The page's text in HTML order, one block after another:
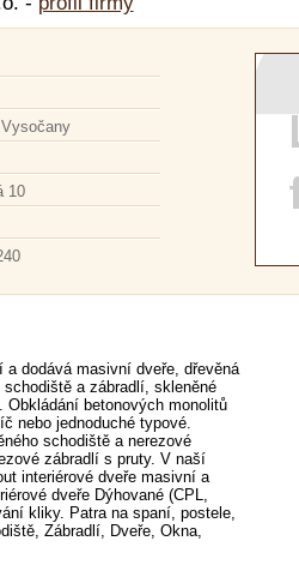
10
dodává masivní dveře, dřevěná
a zábradlí, skleněné
betonových monolitů
nebo jednoduché typové.
schodiště a nerezové
zábradlí s pruty. V naší
interiérové dveře masivní a
dveře Dýhované (CPL,
kliky. Patra na spaní, postele,
Zábradlí, Dveře, Okna,